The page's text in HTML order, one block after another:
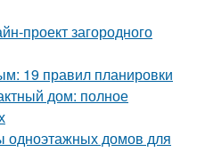
проект загородного
19 правил планировки
дом: полное
одноэтажных домов для